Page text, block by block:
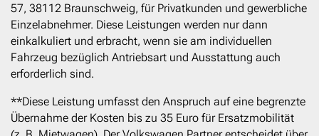
57, 38112 Braunschweig, für Privatkunden und gewerbliche
Einzelabnehmer. Diese Leistungen werden nur dann
einkalkuliert und erbracht, wenn sie am individuellen
Fahrzeug bezüglich Antriebsart und Ausstattung auch
erforderlich sind.
**Diese Leistung umfasst den Anspruch auf eine begrenzte
Übernahme der Kosten bis zu 35 Euro für Ersatzmobilität